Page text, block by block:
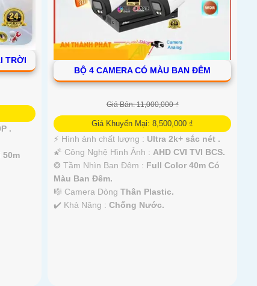
TRỜI
.
50m
BỘ 4 CAMERA CÓ MÀU BAN ĐÊM
Giá Bán: 11,000,000 ₫
Giá Khuyến Mại: 8,500,000 ₫
️⚡ Hình ảnh chất lượng : Ultra 2k+ sắc nét .
🌠 Công Nghệ Hình Ảnh : AHD CVI TVI BCS.
❂ Tầm Nhìn Ban Đêm : Full Color 40m Có
Màu Ban Ðêm.
🎼️ Camera DòngThân Plastic.
️✔️ Khả Năng :Chống Nước.